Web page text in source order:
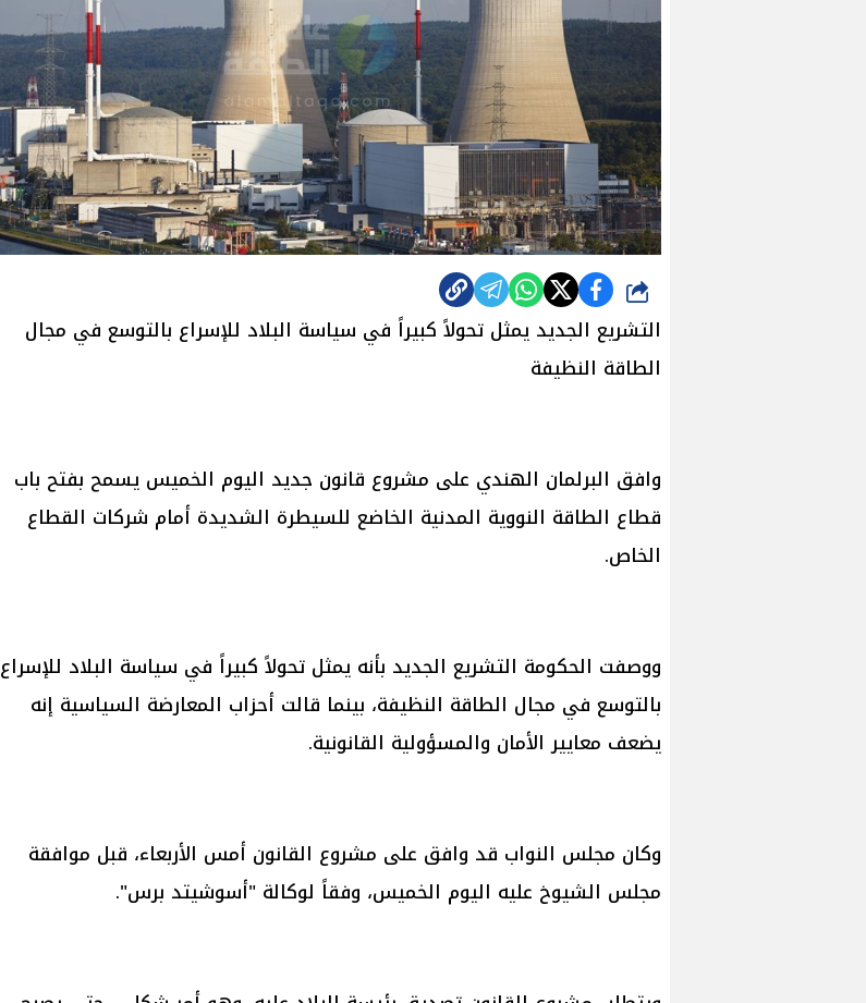
شارك
التشريع الجديد يمثل تحولاً كبيراً في سياسة البلاد للإسراع بالتوسع في مجال
الطاقة النظيفة
وافق البرلمان الهندي على مشروع قانون جديد اليوم الخميس يسمح بفتح باب
قطاع الطاقة النووية المدنية الخاضع للسيطرة الشديدة أمام شركات القطاع
الخاص.
ووصفت الحكومة التشريع الجديد بأنه يمثل تحولاً كبيراً في سياسة البلاد للإسراع
بالتوسع في مجال الطاقة النظيفة، بينما قالت أحزاب المعارضة السياسية إنه
يضعف معايير الأمان والمسؤولية القانونية.
وكان مجلس النواب قد وافق على مشروع القانون أمس الأربعاء، قبل موافقة
مجلس الشيوخ عليه اليوم الخميس، وفقاً لوكالة "أسوشيتد برس".